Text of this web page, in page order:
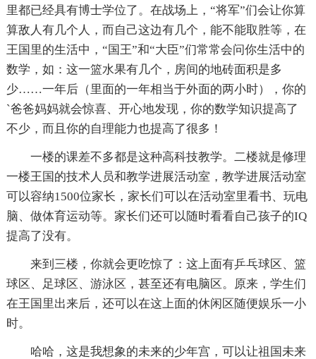
里都已经具有博士学位了。在战场上，“将军”们会让你算
算敌人有几个人，而自己这边有几个，能不能取胜等，在
王国里的生活中，“国王”和“大臣”们常常会问你生活中的
数学，如：这一篮水果有几个，房间的地砖面积是多
少……一年后（里面的一年相当于外面的两小时），你的
`爸爸妈妈就会惊喜、开心地发现，你的数学知识提高了
不少，而且你的自理能力也提高了很多！
一楼的课差不多都是这种高科技教学。二楼就是修理
一楼王国的技术人员和教学进展活动室，教学进展活动室
可以容纳1500位家长，家长们可以在活动室里看书、玩电
脑、做体育运动等。家长们还可以随时看看自己孩子的IQ
提高了没有。
来到三楼，你就会更吃惊了：这上面有乒乓球区、篮
球区、足球区、游泳区，甚至还有电脑区。原来，学生们
在王国里出来后，还可以在这上面的休闲区随便娱乐一小
时。
哈哈，这是我想象的未来的少年宫，可以让祖国未来